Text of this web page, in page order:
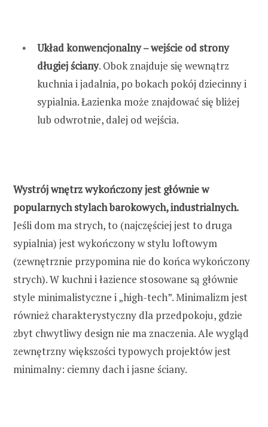
Układ konwencjonalny – wejście od strony
długiej ściany. Obok znajduje się wewnątrz
kuchnia i jadalnia, po bokach pokój dziecinny i
sypialnia. Łazienka może znajdować się bliżej
lub odwrotnie, dalej od wejścia.
Wystrój wnętrz wykończony jest głównie w
popularnych stylach barokowych, industrialnych.
Jeśli dom ma strych, to (najczęściej jest to druga
sypialnia) jest wykończony w stylu loftowym
(zewnętrznie przypomina nie do końca wykończony
strych). W kuchni i łazience stosowane są głównie
style minimalistyczne i „high-tech”. Minimalizm jest
również charakterystyczny dla przedpokoju, gdzie
zbyt chwytliwy design nie ma znaczenia. Ale wygląd
zewnętrzny większości typowych projektów jest
minimalny: ciemny dach i jasne ściany.